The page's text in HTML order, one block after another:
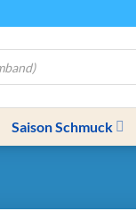
Saison Schmuck